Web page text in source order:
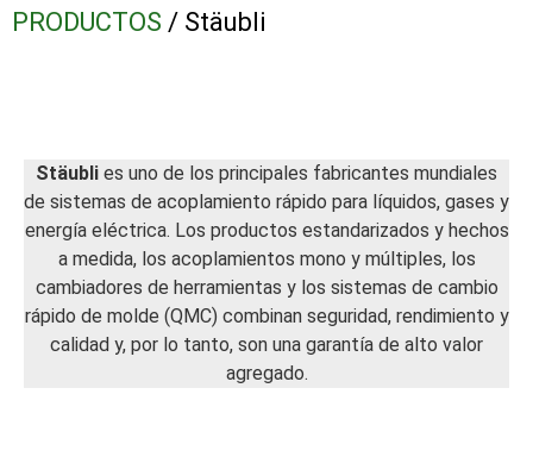
PRODUCTOS / Stäubli
Stäubli es uno de los principales fabricantes mundiales
de sistemas de acoplamiento rápido para líquidos, gases y
energía eléctrica. Los productos estandarizados y hechos
a medida, los acoplamientos mono y múltiples, los
cambiadores de herramientas y los sistemas de cambio
rápido de molde (QMC) combinan seguridad, rendimiento y
calidad y, por lo tanto, son una garantía de alto valor
agregado.